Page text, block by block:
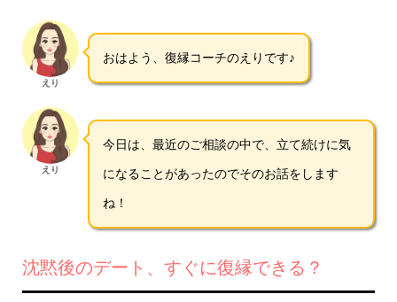
えり
おはよう、復縁コーチのえりです♪
えり
今日は、最近のご相談の中で、立て続けに気
になることがあったのでそのお話をします
ね！
沈黙後のデート、すぐに復縁できる？